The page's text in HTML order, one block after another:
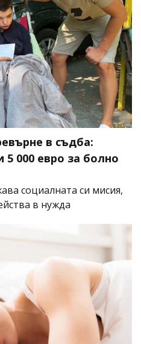
в съдба:
000 евро за болно
социалната си мисия,
в нужда